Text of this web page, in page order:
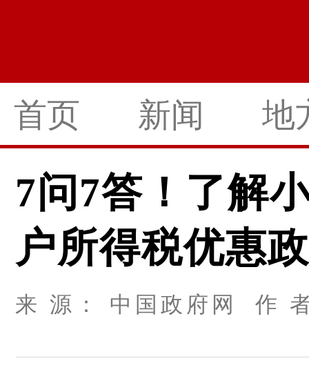
首页 新闻 地
7问7答！了解
户所得税优惠
来 源： 中国政府网 作